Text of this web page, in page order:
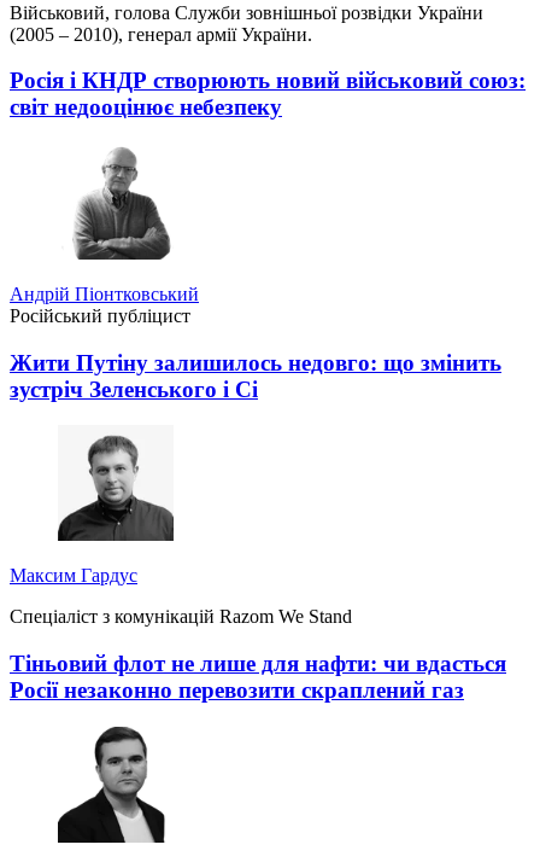
Військовий, голова Служби зовнішньої розвідки України
(2005 – 2010), генерал армії України.
Росія і КНДР створюють новий військовий союз:
світ недооцінює небезпеку
Андрій Піонтковський
Російський публіцист
Жити Путіну залишилось недовго: що змінить
зустріч Зеленського і Сі
Максим Гардус
Спеціаліст з комунікацій Razom We Stand
Тіньовий флот не лише для нафти: чи вдасться
Росії незаконно перевозити скраплений газ